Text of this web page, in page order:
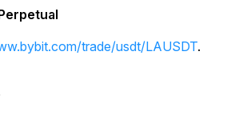
trade/usdt/LAUSDT.